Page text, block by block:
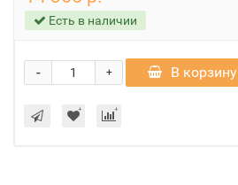
Есть в наличии
+
- В корзину